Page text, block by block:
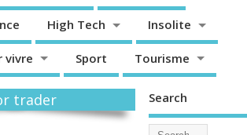
High Tech Insolite
vivre Sport Tourisme
trader Search